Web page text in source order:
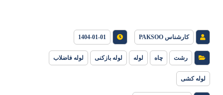
کارشناس PAKSOO 1404-01-01
رشت چاه لوله لوله بازکنی لوله فاضلاب
لوله کشی